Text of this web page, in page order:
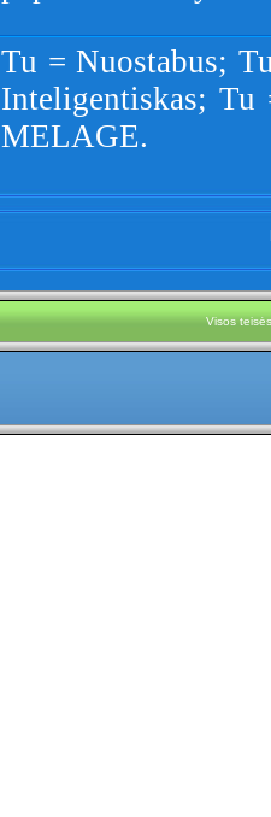
Tu = Nuostabus;
Inteligentiskas;
MELAGE.
Visos